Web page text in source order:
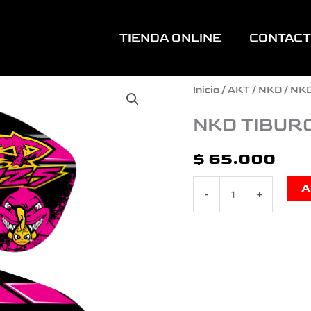
TIENDA ONLINE
Inicio/AKT/ NKD/
NKD
$ 65.000
-
NKD
TIBURON
cantidad
+